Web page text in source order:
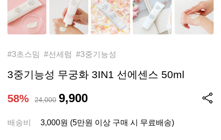
#3초스밈 #선세럼 #3중기능성
3중기능성 무궁화 3IN1 선에센스 50ml
58% 24,000 9,900
배송비 3,000원 (5만원 이상 구매 시 무료배송)